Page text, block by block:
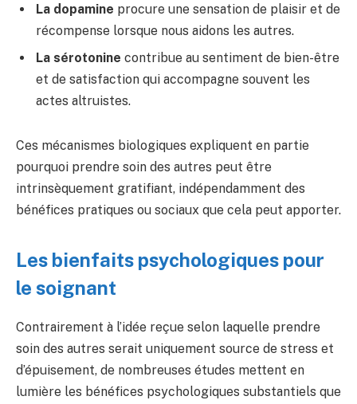
La dopamine procure une sensation de plaisir et de
récompense lorsque nous aidons les autres.
La sérotonine contribue au sentiment de bien-être
et de satisfaction qui accompagne souvent les
actes altruistes.
Ces mécanismes biologiques expliquent en partie
pourquoi prendre soin des autres peut être
intrinsèquement gratifiant, indépendamment des
bénéfices pratiques ou sociaux que cela peut apporter.
Les bienfaits psychologiques pour
le soignant
Contrairement à l’idée reçue selon laquelle prendre
soin des autres serait uniquement source de stress et
d’épuisement, de nombreuses études mettent en
lumière les bénéfices psychologiques substantiels que